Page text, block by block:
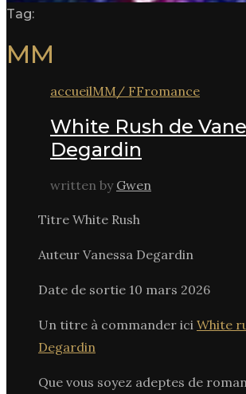
Tag:
MM
accueilMM/ FFromance
White Rush de
Degardin
written by Gwen
Titre White Rush
Auteur Vanessa Degardin
Date de sortie 10 mars 2026
Un titre à commander ici White
Degardin
Que vous soyez adeptes de